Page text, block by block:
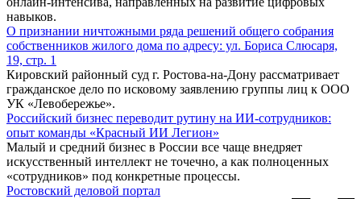
навыков.
О признании ничтожными ряда решений общего собрания
собственников жилого дома по адресу: ул. Бориса Слюсаря,
19, стр. 1
Кировский районный суд г. Ростова-на-Дону рассматривает
гражданское дело по исковому заявлению группы лиц к ООО
УК «Левобережье».
Российский бизнес переводит рутину на ИИ-сотрудников:
опыт команды «Красный ИИ Легион»
Малый и средний бизнес в России все чаще внедряет
искусственный интеллект не точечно, а как полноценных
«сотрудников» под конкретные процессы.
Ростовский деловой портал